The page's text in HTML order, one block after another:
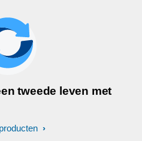
tweede leven met